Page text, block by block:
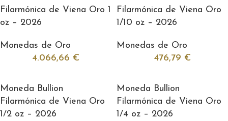
Filarmónica de Viena Oro 1
oz – 2026
Monedas de Oro
4.066,66 €
Filarmónica de Viena Oro
1/10 oz – 2026
Monedas de Oro
476,79 €
Moneda Bullion
Filarmónica de Viena Oro
1/2 oz – 2026
Moneda Bullion
Filarmónica de Viena Oro
1/4 oz – 2026